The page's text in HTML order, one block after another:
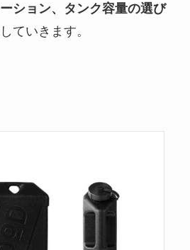
ション、タンク容量の選び
ていきます。